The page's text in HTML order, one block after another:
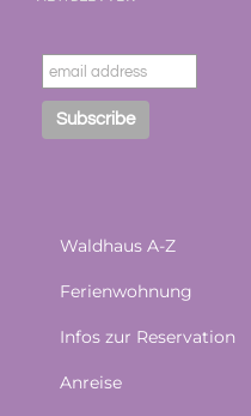
Waldhaus A-Z
Ferienwohnung
Infos zur Reservation
Anreise